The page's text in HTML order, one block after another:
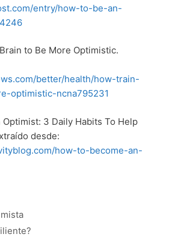
entry/how-to-be-an-
to Be More Optimistic.
better/health/how-train-
optimistic-ncna795231
3 Daily Habits To Help
desde:
how-to-become-an-